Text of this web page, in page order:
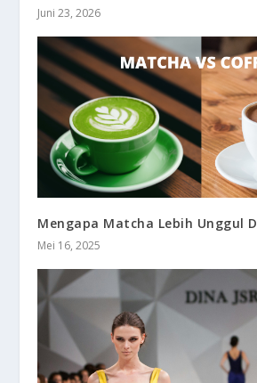
Juni 23, 2026
Mengapa Matcha Lebih Unggul
Mei 16, 2025